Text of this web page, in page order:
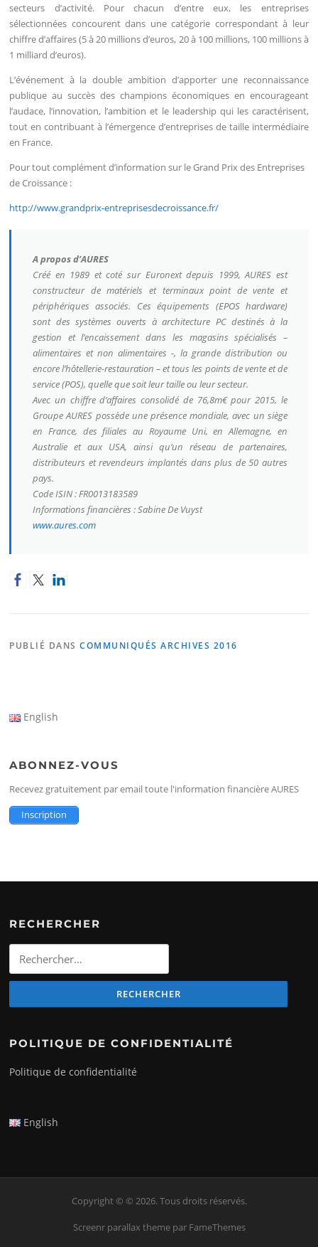
secteurs d’activité. Pour chacun d’entre eux, les entreprises
sélectionnées concourent dans une catégorie correspondant à leur
chiffre d’affaires (5 à 20 millions d’euros, 20 à 100 millions, 100 millions à
1 milliard d’euros).
L’événement à la double ambition d’apporter une reconnaissance
publique au succès des champions économiques en encourageant
l’audace, l’innovation, l’ambition et le leadership qui les caractérisent,
tout en contribuant à l’émergence d’entreprises de taille intermédiaire
en France.
Pour tout complément d’information sur le Grand Prix des Entreprises
de Croissance :
http://www.grandprix-entreprisesdecroissance.fr/
A propos d’AURES
Créé en 1989 et coté sur Euronext depuis 1999, AURES est
constructeur de matériels et terminaux point de vente et
périphériques associés. Ces équipements (EPOS hardware)
sont des systèmes ouverts à architecture PC destinés à la
gestion et l’encaissement dans les magasins spécialisés –
alimentaires et non alimentaires -, la grande distribution ou
encore l’hôtellerie-restauration – et tous les points de vente et de
service (POS), quelle que soit leur taille ou leur secteur.
Avec un chiffre d’affaires consolidé de 76,8m€ pour 2015, le
Groupe AURES possède une présence mondiale, avec un siège
en France, des filiales au Royaume Uni, en Allemagne, en
Australie et aux USA, ainsi qu’un réseau de partenaires,
distributeurs et revendeurs implantés dans plus de 50 autres
pays.
Code ISIN : FR0013183589
Informations financières : Sabine De Vuyst
www.aures.com
PUBLIÉ DANSCOMMUNIQUÉS ARCHIVES 2016
English
ABONNEZ-VOUS
Recevez gratuitement par email toute l'information financière AURES
Inscription
RECHERCHER
Rechercher
POLITIQUE DE CONFIDENTIALITÉ
Politique de confidentialité
English
Copyright © © 2026. Tous droits réservés.
Screenr parallax themepar FameThemes